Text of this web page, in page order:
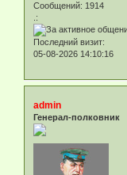
Сообщений: 1914
.:
Последний визит:
05-08-2026 14:10:16
admin
Генерал-полковник